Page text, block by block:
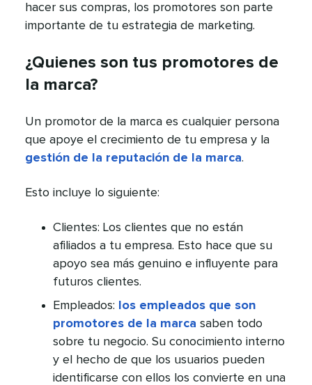
hacer sus compras, los promotores son parte
importante de tu estrategia de marketing.​​
¿Quienes son tus promotores de
la marca?​​
Un promotor de la marca es cualquier persona
que apoye el crecimiento de tu empresa y la
gestión de la reputación de la marca.​​
Esto incluye lo siguiente:​​
Clientes: Los clientes que no están
afiliados a tu empresa. Esto hace que su
apoyo sea más genuino e influyente para
futuros clientes.​​
Empleados:
los empleados que son
promotores de la marca saben todo
sobre tu negocio. Su conocimiento interno
y el hecho de que los usuarios pueden
identificarse con ellos los convierte en una